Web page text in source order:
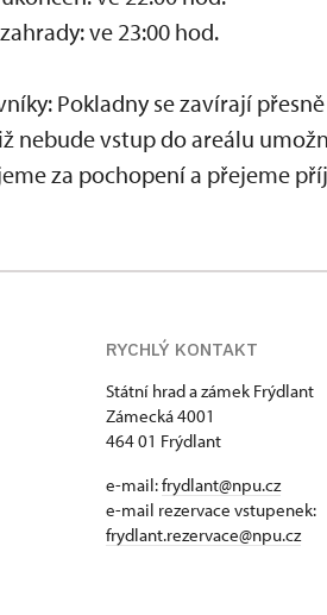
ve 23:00 hod.
Pokladny se zavírají
nebude vstup do areálu
za pochopení a přejeme
RYCHLÝ KONTAKT
Státní hrad a zámek Frýdlant
Zámecká 4001
464 01 Frýdlant
e-mail:frydlant@npu.cz
e-mail rezervace vstupenek:
frydlant.rezervace@npu.cz